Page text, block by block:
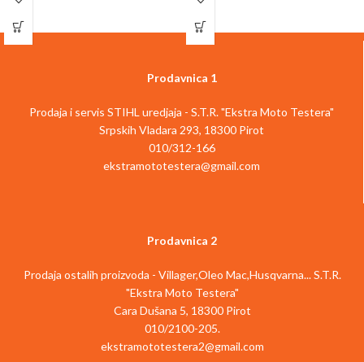
Prodavnica 1
Prodaja i servis STIHL uredjaja - S.T.R. "Ekstra Moto Testera"
Srpskih Vladara 293, 18300 Pirot
010/312-166
ekstramototestera@gmail.com
Prodavnica 2
Prodaja ostalih proizvoda - Villager,Oleo Mac,Husqvarna... S.T.R.
"Ekstra Moto Testera"
Cara Dušana 5, 18300 Pirot
010/2100-205.
ekstramototestera2@gmail.com